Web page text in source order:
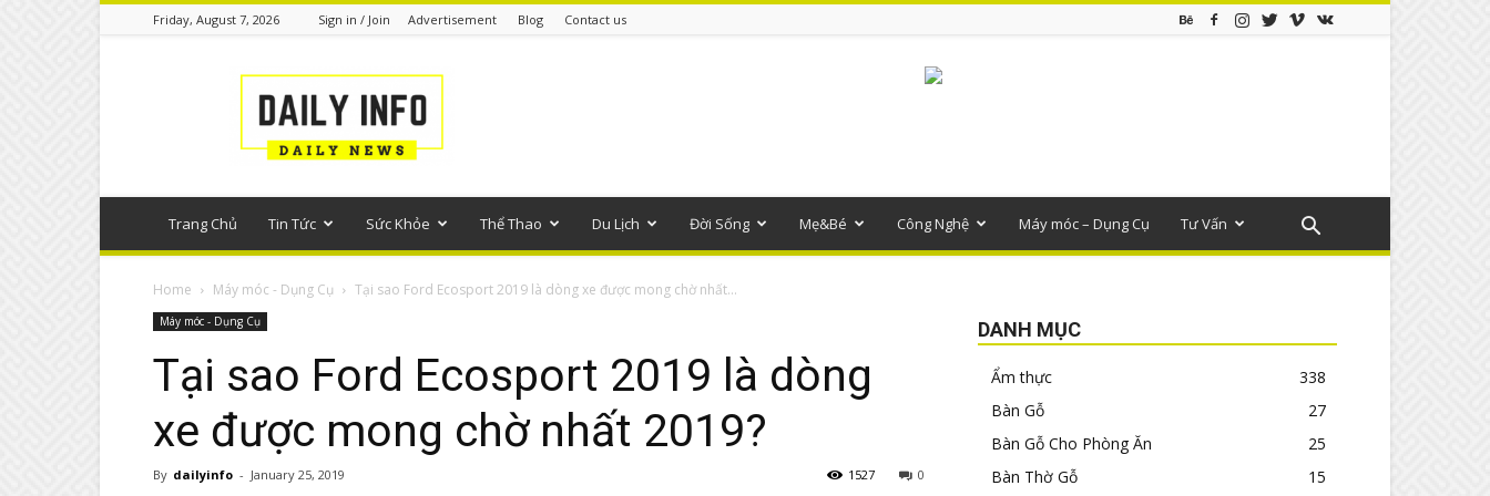
Friday, August 7, 2026 Sign in / Join Advertisement Blog Contact us
thông
Trang Chủ Tin Tức Sức Khỏe Thể Thao Du Lịch Đời Sống Mẹ&Bé Công Nghệ Máy móc – Dụng Cụ Tư Vấn
Home Máy móc - Dụng Cụ Tại sao Ford Ecosport 2019 là dòng xe được mong chờ nhất...
Máy móc - Dụng Cụ
Tại sao Ford Ecosport 2019 là dòng
xe được mong chờ nhất 2019?
By dailyinfo - January 25, 2019 0
1527
DANH MỤC
Ẩm thực
338
Bàn Gỗ
27
Bàn Gỗ Cho Phòng Ăn
25
Bàn Thờ Gỗ
15